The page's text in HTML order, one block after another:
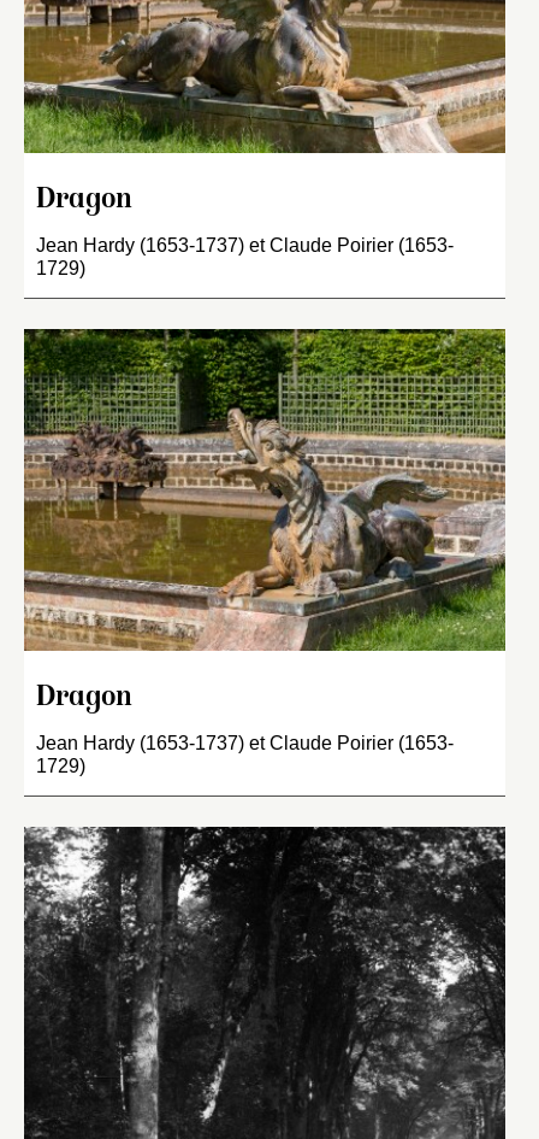
Dragon
Jean Hardy (1653-1737) et Claude Poirier (1653-
1729)
Dragon
Jean Hardy (1653-1737) et Claude Poirier (1653-
1729)